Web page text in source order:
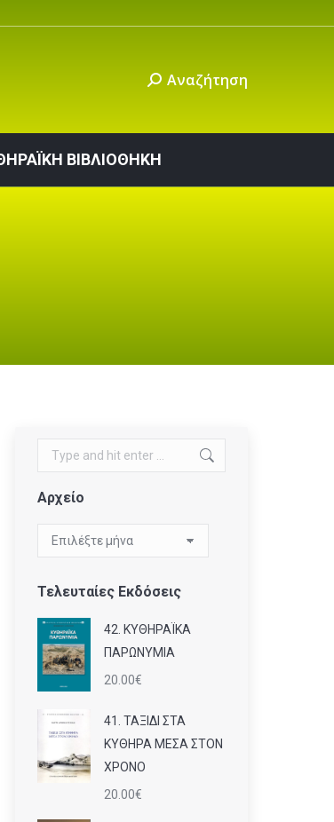
Αναζήτηση
ΒΙΒΛΙΟΘΗΚΗ
Search:
Αρχείο
Αρχείο
Τελευταίες Εκδόσεις
42. ΚΥΘΗΡΑΪΚΑ
ΠΑΡΩΝΥΜΙΑ
20.00€
41. ΤΑΞΙΔΙ ΣΤΑ
ΚΥΘΗΡΑ ΜΕΣΑ ΣΤΟΝ
ΧΡΟΝΟ
20.00€
ΚΥΘΗΡΑΪΚΗ ΒΙΒΛΙΟΘΗΚΗ